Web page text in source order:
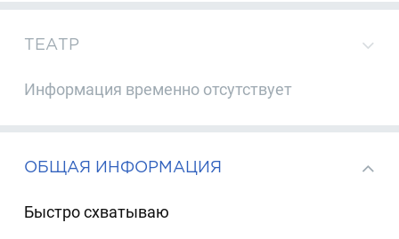
ТЕАТР
Информация временно отсутствует
ОБЩАЯ ИНФОРМАЦИЯ
Быстро схватываю